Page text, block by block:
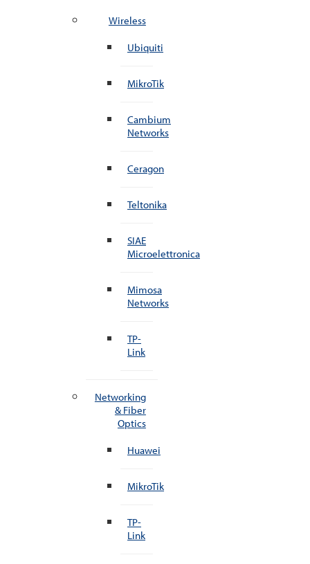
Wireless
Ubiquiti
MikroTik
Cambium
Networks
Ceragon
Teltonika
SIAE
Microelettronica
Mimosa
Networks
TP-
Link
Networking
& Fiber
Optics
Huawei
MikroTik
TP-
Link